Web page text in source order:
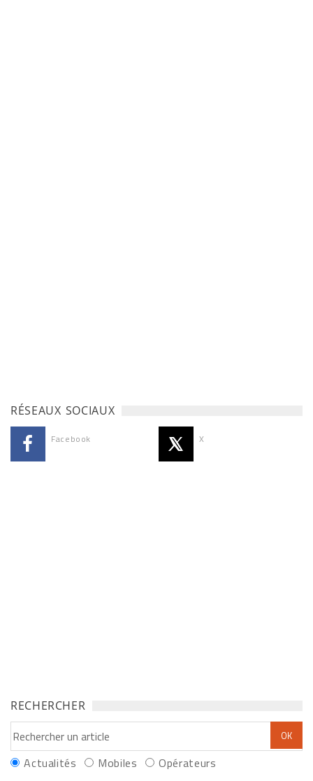
RÉSEAUX SOCIAUX
Facebook X
RECHERCHER
Actualités Mobiles Opérateurs